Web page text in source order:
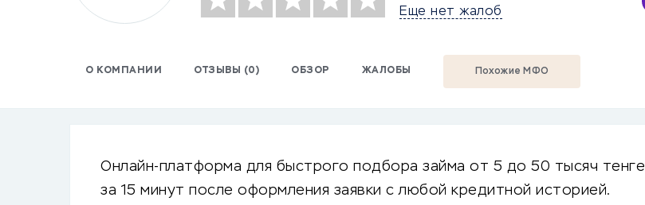
Еще нет жалоб
О КОМПАНИИ ОТЗЫВЫ (0) ОБЗОР ЖАЛОБЫ Похожие МФО
Онлайн-платформа для быстрого подбора займа от 5 до 50 тысяч тенге
за 15 минут после оформления заявки с любой кредитной историей.